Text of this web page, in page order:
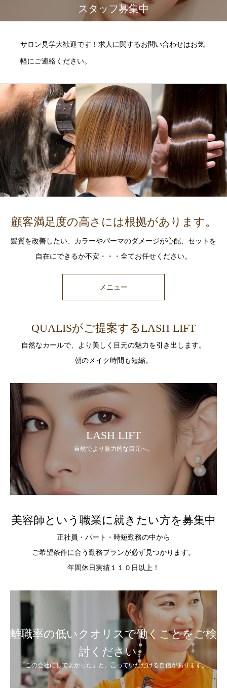
スタッフ募集中
サロン見学大歓迎です！求人に関するお問い合わせはお気
軽にご連絡ください。
顧客満足度の高さには根拠があります。
髪質を改善したい、カラーやパーマのダメージが心配、セットを
自在にできるか不安・・・全てお任せください。
メニュー
QUALISがご提案するLASH LIFT
自然なカールで、より美しく目元の魅力を引き出します。
朝のメイク時間も短縮。
LASH LIFT
自然でより魅力的な目元へ。
美容師という職業に就きたい方を募集中
正社員・パート・時短勤務の中から
ご希望条件に合う勤務プランが必ず見つかります。
年間休日実績１１０日以上！
離職率の低いクオリスで働くことをご検
討ください。
「この会社にしてよかった」と、言っていただける自信があります。